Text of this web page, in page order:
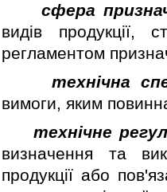
сфера
видiв продукцiї,
регламентом
технiчна
вимоги, яким
технiчне
визначення та
продукцiї або